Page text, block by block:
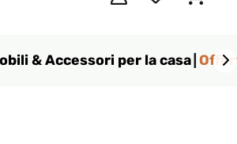
& Accessori per la casa